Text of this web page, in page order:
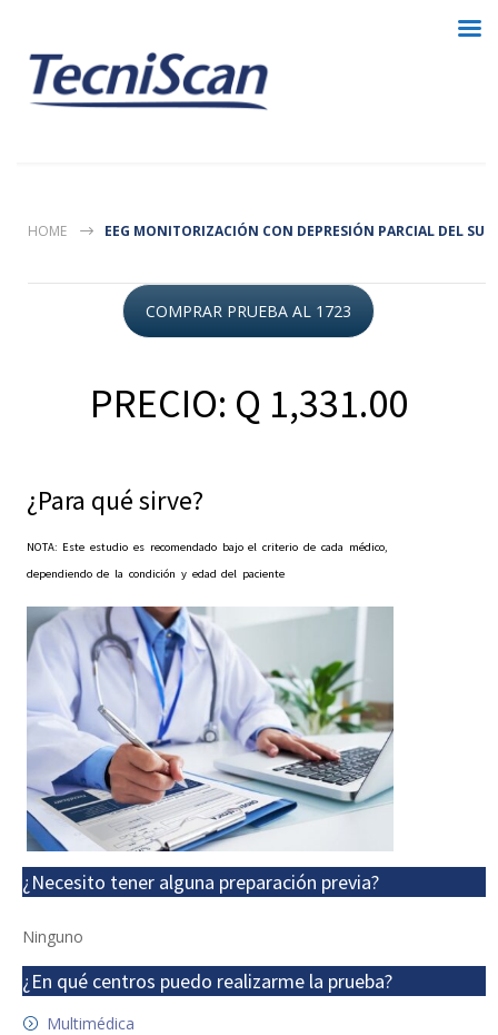
HOME EEG MONITORIZACIÓN CON DEPRESIÓN PARCIAL DEL
COMPRAR PRUEBA AL 1723
PRECIO: Q 1,331.00
¿Para qué sirve?
NOTA: Este estudio es recomendado bajo el criterio de cada médico,
dependiendo de la condición y edad del paciente
¿Necesito tener alguna preparación previa?
Ninguno
¿En qué centros puedo realizarme la prueba?
Multimédica